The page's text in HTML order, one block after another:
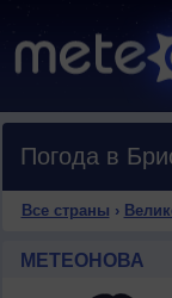
Погода в
Все страны ›
МЕТЕОНОВА